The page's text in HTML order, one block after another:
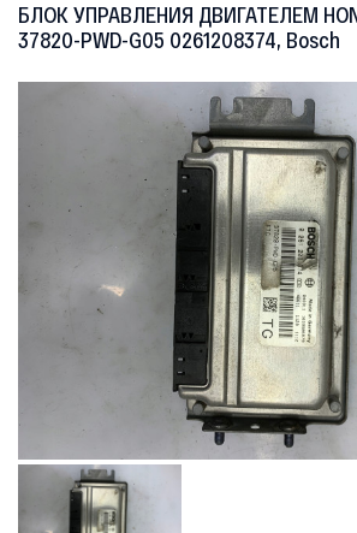
БЛОК УПРАВЛЕНИЯ ДВИГАТЕЛЕМ
37820-PWD-G05 0261208374, Bosch